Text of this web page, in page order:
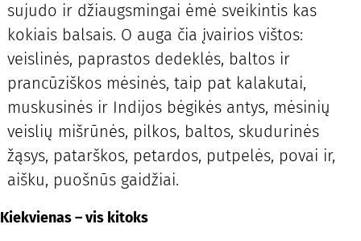
sujudo ir džiaugsmingai ėmė sveikintis kas
kokiais balsais. O auga čia įvairios vištos:
veislinės, paprastos dedeklės, baltos ir
prancūziškos mėsinės, taip pat kalakutai,
muskusinės ir Indijos bėgikės antys, mėsinių
veislių mišrūnės, pilkos, baltos, skudurinės
žąsys, patarškos, petardos, putpelės, povai ir,
aišku, puošnūs gaidžiai.
Kiekvienas – vis kitoks